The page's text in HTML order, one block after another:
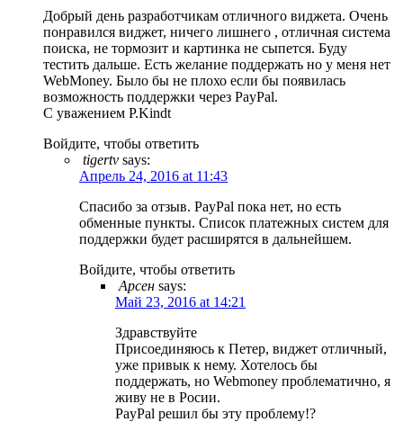
Добрый день разработчикам отличного виджета. Очень
понравился виджет, ничего лишнего , отличная система
поиска, не тормозит и картинка не сыпется. Буду
тестить дальше. Есть желание поддержать но у меня нет
WebMoney. Было бы не плохо если бы появилась
возможность поддержки через PayPal.
С уважением P.Kindt
Войдите, чтобы ответить
tigertv says:
Апрель 24, 2016 at 11:43
Спасибо за отзыв. PayPal пока нет, но есть
обменные пункты. Список платежных систем для
поддержки будет расширятся в дальнейшем.
Войдите, чтобы ответить
Арсен says:
Май 23, 2016 at 14:21
Здравствуйте
Присоединяюсь к Петер, виджет отличный,
уже привык к нему. Хотелось бы
поддержать, но Webmoney проблематично, я
живу не в Росии.
PayPal решил бы эту проблему!?